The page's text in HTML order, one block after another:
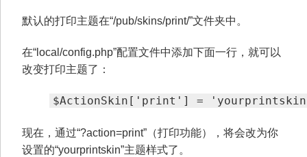
默认的打印主题在“/pub/skins/print/”文件夹中。
在“local/config.php”配置文件中添加下面一行，就可以
改变打印主题了：
$ActionSkin['print'] =
现在，通过“?action=print”（打印功能），将会改为你
设置的“yourprintskin”主题样式了。